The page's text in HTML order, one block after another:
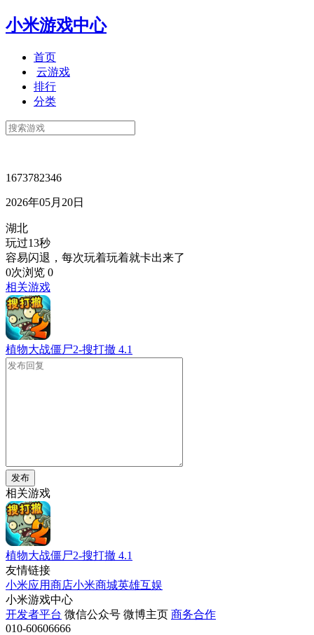
小米游戏中心
首页
云游戏
排行
分类
1673782346
2026年05月20日
湖北
玩过13秒
容易闪退，每次玩着玩着就卡出来了
0次浏览 0
相关游戏
植物大战僵尸2-搜打撤 4.1
发布
相关游戏
植物大战僵尸2-搜打撤 4.1
友情链接
小米应用商店小米商城英雄互娱
小米游戏中心
开发者平台 微信公众号 微博主页 商务合作
010-60606666